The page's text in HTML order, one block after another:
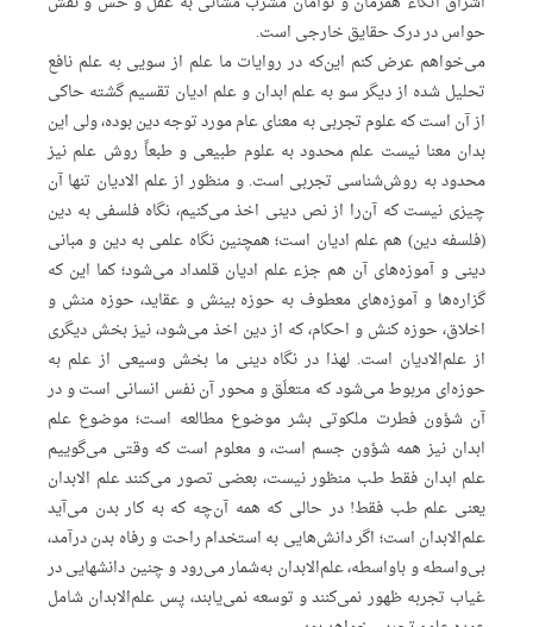
حواس در درک حقایق خارجی است.
می‌خواهم عرض کنم این‌که در روایات ما علم از سویی به علم نافع
تحلیل شده از دیگر سو به علم ابدان و علم ادیان تقسیم گشته حاکی
از آن است که علوم تجربی به معنای عام مورد توجه دین بوده، ولی این
بدان معنا نیست علم محدود به علوم طبیعی و طبعاً روش علم نیز
محدود به روش‌شناسی تجربی است. و منظور از علم الادیان تنها آن
چیزی نیست که آن‌را از نص دینی اخذ می‌کنیم، نگاه فلسفی به دین
(فلسفه دین) هم علم ادیان است؛ همچنین نگاه علمی به دین و مبانی
دینی و آموزه‌های آن هم جزء علم ادیان قلمداد می‌شود؛ کما این که
گزاره‌ها و آموزه‌های معطوف به حوزه بینش و عقاید، حوزه منش و
اخلاق، حوزه کنش و احکام، که از دین اخذ می‌شود، نیز بخش دیگری
از علم‌الادیان است. لهذا در نگاه دینی ما بخش وسیعی از علم به
حوزه‌ای مربوط می‌شود که متعلَق و محور آن نفس انسانی است و در
آن شؤون فطرت ملکوتی بشر موضوع مطالعه است؛ موضوع علم
ابدان نیز همه شؤون جسم است، و معلوم است که وقتی می‌گوییم
علم ابدان فقط طب منظور نیست، بعضی‌ تصور می‌کنند علم الابدان
یعنی علم طب فقط! در حالی که همه آن‌‌چه که به کار بدن می‌آید
علم‌الابدان است؛‌ اگر دانش‌هایی به استخدام راحت و رفاه بدن درآمد،
بی‌واسطه و باواسطه، علم‌الابدان به‌شمار می‌رود و چنین دانشهایی در
غیاب تجربه ظهور نمی‌کنند و توسعه نمی‌یابند، پس علم‌الابدان شامل